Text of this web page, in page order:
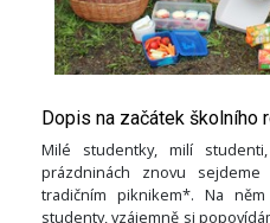
Dopis na začátek školního
Milé studentky, milí
prázdninách znovu
tradičním piknikem*. Na
studenty, vzájemně si